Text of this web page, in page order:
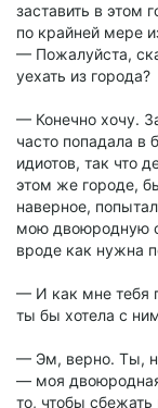
заставить в этом
по крайней мере
— Пожалуйста,
уехать из города?
— Конечно хочу.
часто попадала в
идиотов, так что
этом же городе,
наверное,
мою двоюродную
вроде как нужна
— И как мне тебя
ты бы хотела с
— Эм, верно. Ты,
— моя
то, чтобы сбежать